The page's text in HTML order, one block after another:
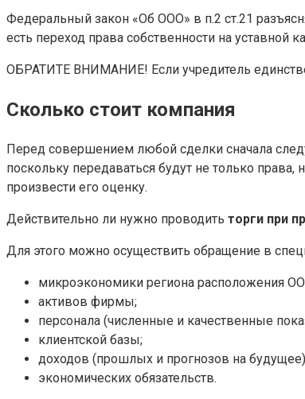
Федеральный закон «Об ООО» в п.2 ст.21
есть переход права собственности на уставной
ОБРАТИТЕ ВНИМАНИЕ! Если учредитель
Сколько стоит компания
Перед совершением любой сделки сначала
поскольку передаваться будут не только
произвести его оценку.
Действительно ли нужно проводить торги при
Для этого можно осуществить обращение в
микроэкономики региона расположения
активов фирмы;
персонала (численные и качественные
клиентской базы;
доходов (прошлых и прогнозов на
экономических обязательств.